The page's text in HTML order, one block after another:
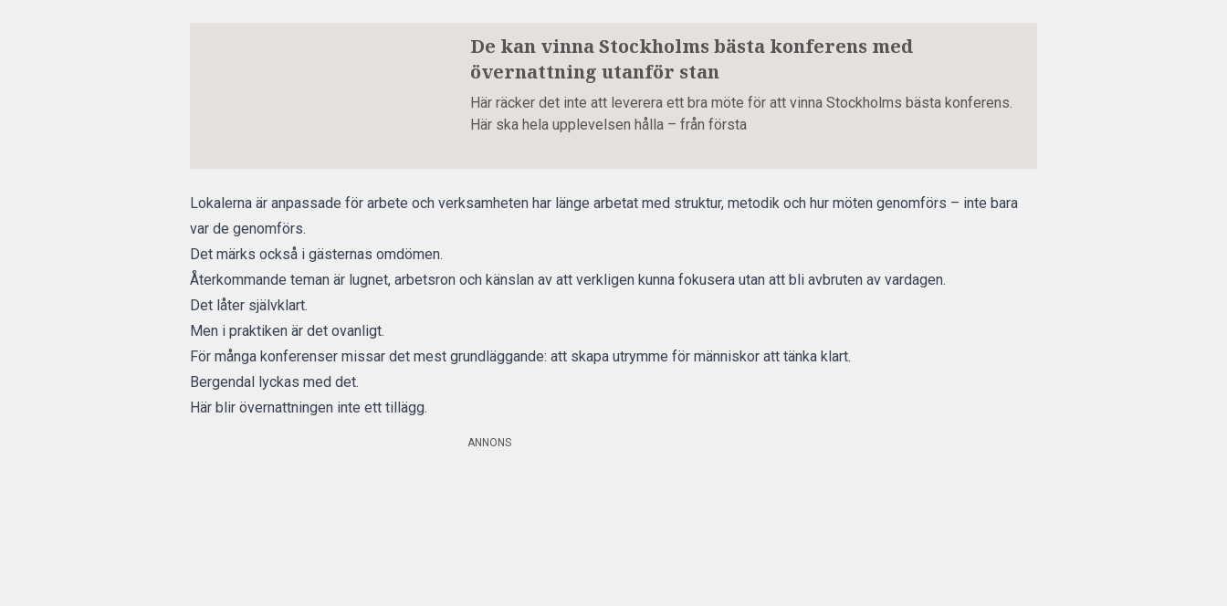
De kan vinna Stockholms bästa konferens med
övernattning utanför stan
Här räcker det inte att leverera ett bra möte för att vinna Stockholms bästa konferens.
Här ska hela upplevelsen hålla – från första
Lokalerna är anpassade för arbete och verksamheten har länge arbetat med struktur, metodik och hur möten genomförs – inte bara
var de genomförs.
Det märks också i gästernas omdömen.
Återkommande teman är lugnet, arbetsron och känslan av att verkligen kunna fokusera utan att bli avbruten av vardagen.
Det låter självklart.
Men i praktiken är det ovanligt.
För många konferenser missar det mest grundläggande: att skapa utrymme för människor att tänka klart.
Bergendal lyckas med det.
Här blir övernattningen inte ett tillägg.
ANNONS